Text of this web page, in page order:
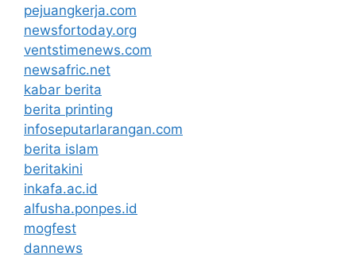
pejuangkerja.com
newsfortoday.org
ventstimenews.com
newsafric.net
kabar berita
berita printing
infoseputarlarangan.com
berita islam
beritakini
inkafa.ac.id
alfusha.ponpes.id
mogfest
dannews